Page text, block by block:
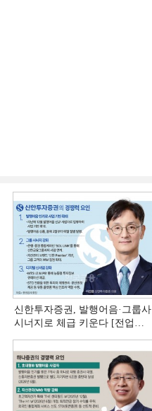
신한투자증권, 발행어음·그룹사
시너지로 체급 키운다 [전업계